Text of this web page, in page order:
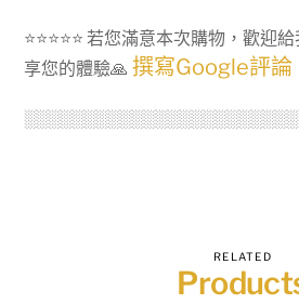
⭐⭐⭐⭐⭐ 若您滿意本次購物，歡迎
享您的體驗🙏 撰寫Google評論
░░░░░░░░░░░░░░░░░░░░░░░
RELATED